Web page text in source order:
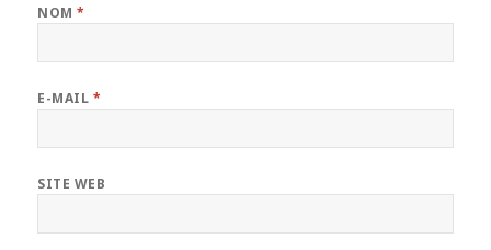
NOM*
E-MAIL *
SITE WEB